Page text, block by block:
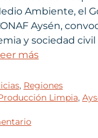
Ambiente, el
Aysén,
y sociedad
más
, Regiones
Limpia,